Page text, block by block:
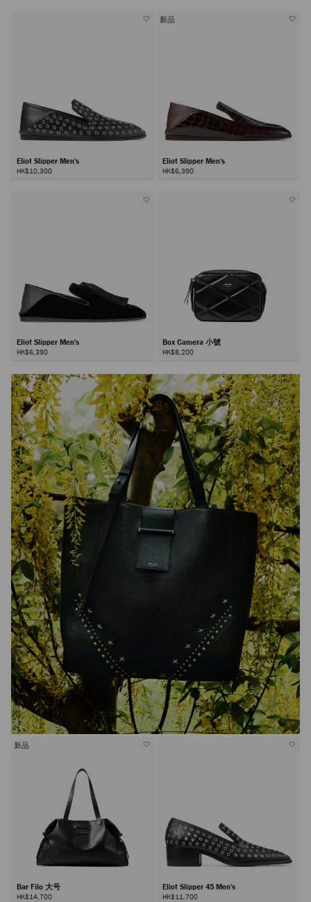
Eliot Slipper Men's
HK$10,300
新品
Eliot Slipper Men's
HK$6,390
Eliot Slipper Men's
HK$6,390
Box Camera 小號
HK$8,200
新品
Bar Filo 大号
HK$14,700
Eliot Slipper 45 Men's
HK$11,700